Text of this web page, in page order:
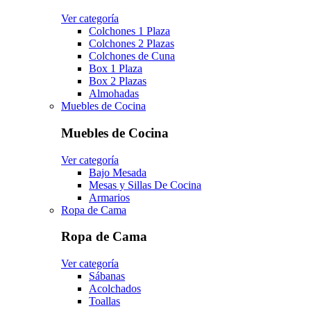
Ver categoría
Colchones 1 Plaza
Colchones 2 Plazas
Colchones de Cuna
Box 1 Plaza
Box 2 Plazas
Almohadas
Muebles de Cocina
Muebles de Cocina
Ver categoría
Bajo Mesada
Mesas y Sillas De Cocina
Armarios
Ropa de Cama
Ropa de Cama
Ver categoría
Sábanas
Acolchados
Toallas